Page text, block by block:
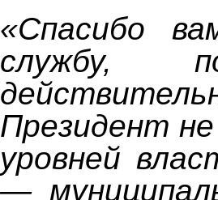
«Спасибо
службу,
Президент не
уровней
—